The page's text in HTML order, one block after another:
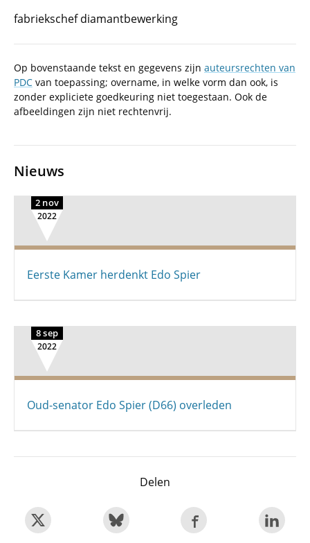
fabriekschef diamantbewerking
Op bovenstaande tekst en gegevens zijn auteursrechten van
PDC van toepassing; overname, in welke vorm dan ook, is
zonder expliciete goedkeuring niet toegestaan. Ook de
afbeeldingen zijn niet rechtenvrij.
Nieuws
2 nov
2022
Eerste Kamer herdenkt Edo Spier
8 sep
2022
Oud-senator Edo Spier (D66) overleden
Delen